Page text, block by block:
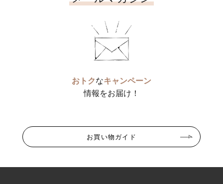
おトクなキャンペーン
情報をお届け！
お買い物ガイド